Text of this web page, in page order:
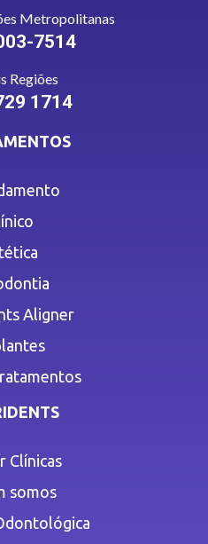
Metropolitanas
7514
Regiões
1714
Aligner
Clínicas
somos